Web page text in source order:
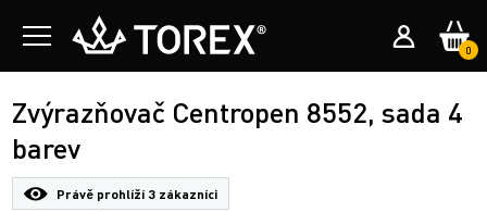
0
Zvýrazňovač Centropen 8552, sada 4
barev
Právě prohlíží 3 zákazníci